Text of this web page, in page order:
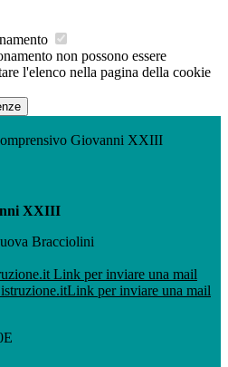
non possono essere
l'elenco nella pagina della cookie
Giovanni XXIII
XXIII
Bracciolini
Link per inviare una mail
Link per inviare una mail